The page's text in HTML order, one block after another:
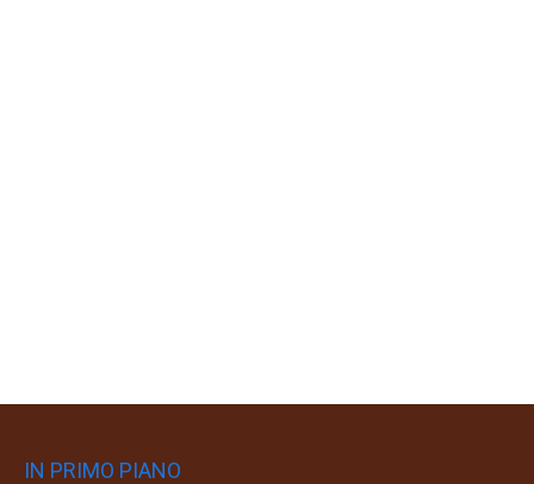
IN PRIMO PIANO